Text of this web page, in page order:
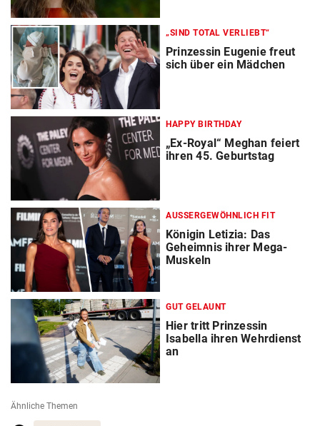
„SIND TOTAL VERLIEBT“
Prinzessin Eugenie freut
sich über ein Mädchen
HAPPY BIRTHDAY
„Ex-Royal“ Meghan feiert
ihren 45. Geburtstag
AUSSERGEWÖHNLICH FIT
Königin Letizia: Das
Geheimnis ihrer Mega-
Muskeln
GUT GELAUNT
Hier tritt Prinzessin
Isabella ihren Wehrdienst
an
Ähnliche Themen